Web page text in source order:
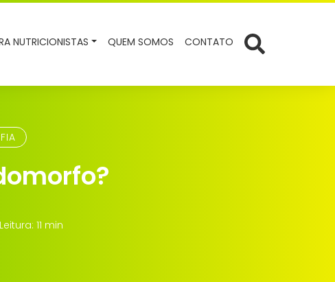
NUTRICIONISTAS QUEM SOMOS CONTATO
Leitura: 11 min